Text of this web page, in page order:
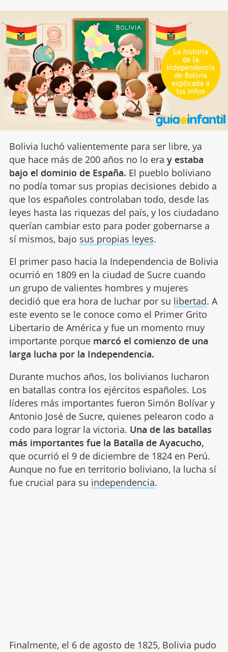
Bolivia luchó valientemente para ser libre, ya
que hace más de 200 años no lo era y estaba
bajo el dominio de España. El pueblo boliviano
no podía tomar sus propias decisiones debido a
que los españoles controlaban todo, desde las
leyes hasta las riquezas del país, y los ciudadano
querían cambiar esto para poder gobernarse a
sí mismos, bajo sus propias leyes.
El primer paso hacia la Independencia de Bolivia
ocurrió en 1809 en la ciudad de Sucre cuando
un grupo de valientes hombres y mujeres
decidió que era hora de luchar por su libertad. A
este evento se le conoce como el Primer Grito
Libertario de América y fue un momento muy
importante porque marcó el comienzo de una
larga lucha por la Independencia.
Durante muchos años, los bolivianos lucharon
en batallas contra los ejércitos españoles. Los
líderes más importantes fueron Simón Bolívar y
Antonio José de Sucre, quienes pelearon codo a
codo para lograr la victoria. Una de las batallas
más importantes fue la Batalla de Ayacucho,
que ocurrió el 9 de diciembre de 1824 en Perú.
Aunque no fue en territorio boliviano, la lucha sí
fue crucial para su independencia.
Finalmente, el 6 de agosto de 1825, Bolivia pudo